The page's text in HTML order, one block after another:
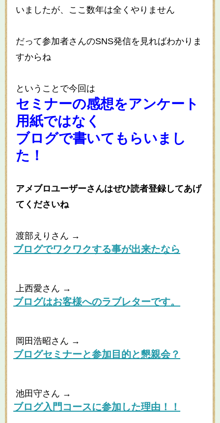
いましたが、ここ数年は全くやりません
だって参加者さんのSNS発信を見ればわかりま
すからね
ということで今回は
セミナーの感想をアンケート
用紙ではなく
ブログで書いてもらいまし
た！
アメブロユーザーさんはぜひ読者登録してあげ
てくださいね
渡部えりさん →
ブログでワクワクする事が出来たなら
上西愛さん →
ブログはお客様へのラブレターです。
岡田浩昭さん →
ブログセミナーと参加目的と懇親会？
池田守さん →
ブログ入門コースに参加した理由！！